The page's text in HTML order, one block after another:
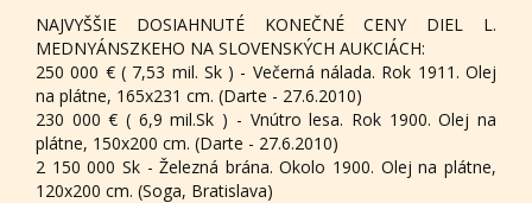
NAJVYŠŠIE DOSIAHNUTÉ KONEČNÉ CENY DIEL L.
MEDNYÁNSZKEHO NA SLOVENSKÝCH AUKCIÁCH:
250 000 € ( 7,53 mil. Sk ) - Večerná nálada. Rok 1911. Olej
na plátne, 165x231 cm. (Darte - 27.6.2010)
230 000 € ( 6,9 mil.Sk ) - Vnútro lesa. Rok 1900. Olej na
plátne, 150x200 cm. (Darte - 27.6.2010)
2 150 000 Sk - Železná brána. Okolo 1900. Olej na plátne,
120x200 cm. (Soga, Bratislava)